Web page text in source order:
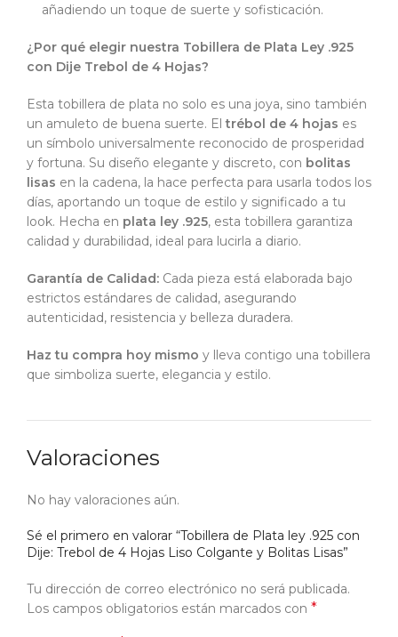
añadiendo un toque de suerte y sofisticación.
¿Por qué elegir nuestra Tobillera de Plata Ley .925
con Dije Trebol de 4 Hojas?
Esta tobillera de plata no solo es una joya, sino también
un amuleto de buena suerte. Eltrébol de 4 hojas es
un símbolo universalmente reconocido de prosperidad
y fortuna. Su diseño elegante y discreto, con bolitas
lisas en la cadena, la hace perfecta para usarla todos los
días, aportando un toque de estilo y significado a tu
look. Hecha en plata ley .925, esta tobillera garantiza
calidad y durabilidad, ideal para lucirla a diario.
Garantía de Calidad: Cada pieza está elaborada bajo
estrictos estándares de calidad, asegurando
autenticidad, resistencia y belleza duradera.
Haz tu compra hoy mismo y lleva contigo una tobillera
que simboliza suerte, elegancia y estilo.
Valoraciones
No hay valoraciones aún.
Sé el primero en valorar “Tobillera de Plata ley .925 con
Dije: Trebol de 4 Hojas Liso Colgante y Bolitas Lisas”
Tu dirección de correo electrónico no será publicada.
Los campos obligatorios están marcados con *